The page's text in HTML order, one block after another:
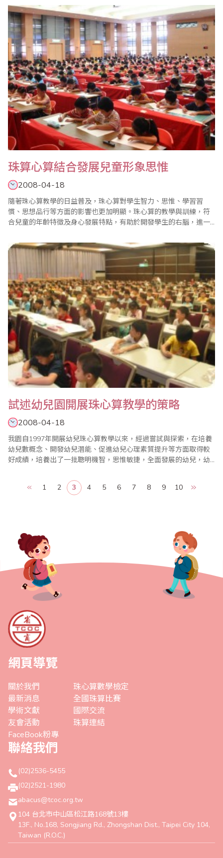
的“動態”社會所需的知識和能力。 一、在教學中的反思 1、反思引
導。別用事先設計好的圈套去框幼兒，要讓幼兒去理解、去發現；
對幼兒..
珠算心算結合發展兒童形象思惟
2008-04-18
隨著珠心算教學的日益普及，珠心算對學生智力、思惟、學習習
慣、思想品行等方面的影響也更加明顯。珠心算的教學與訓練，符
合兒童的年齡特徵及身心發展特點，有助於開發學生的右腦，進一
展，使學生在各方面均衡、健康、愉快的成長。 “珠算式心算” (簡
稱珠心算)是透過實際撥珠訓練到類比撥珠訓練，從而過渡到是映像
撥珠──即“在腦中打算盤”的..
試述幼兒園開展珠心算教學的策略
2008-04-18
我園自1997年開展幼兒珠心算教學以來，經過嘗試與探索，在培養
幼兒數概念、開發幼兒潛能、促進幼兒心理素質提升等方面取得較
好成績，培養出了一批聰明機智，思惟敏捷，全面發展的幼兒，幼
念，師資策略是關鍵 (一)業務熟練的師資隊伍 珠心算是以算盤的計
算為基礎而產生的一門速算技術，它運用雙手在大腦..
1 2 3 4 5 6 7 8 9 10
網頁導覽
關於我們
最新消息
學術文獻
友會活動
FaceBook粉專
珠心算數學檢定
全國珠算比賽
國際交流
珠算連結
聯絡我們
(02)2536-5455
(02)2521-1980
abacus@tcoc.org.tw
104 台北市中山區松江路168號13樓
13F., No.168, Songjiang Rd., Zhongshan Dist., Taipei City 104,
Taiwan (R.O.C.)